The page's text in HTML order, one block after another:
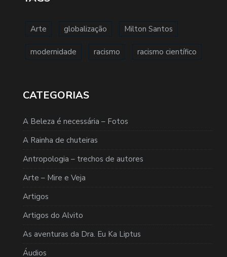
Arte globalização Milton Santos
modernidade racismo racismo científico
CATEGORIAS
A Beleza é necessária – Fotos
A Rainha de chuteiras
Antropologia – trechos de autores
Arte – Mire e Veja
Artigos
Artigos do Alvito
As aventuras da Dra. Eu Ka Liptus
Áudios